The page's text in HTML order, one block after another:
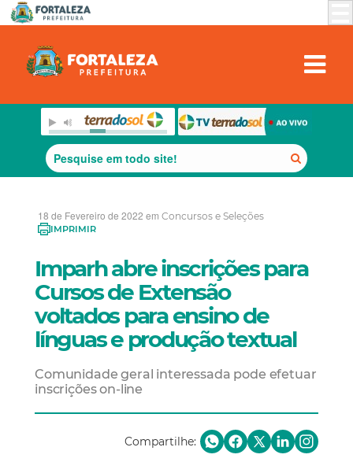
18 de Fevereiro de 2022 em Concursos e Seleções
IMPRIMIR
Imparh abre inscrições para
Cursos de Extensão
voltados para ensino de
línguas e produção textual
Comunidade geral interessada pode efetuar
inscrições on-line
Compartilhe: